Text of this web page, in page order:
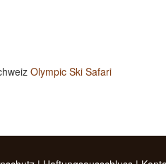
Olympic Ski Safari